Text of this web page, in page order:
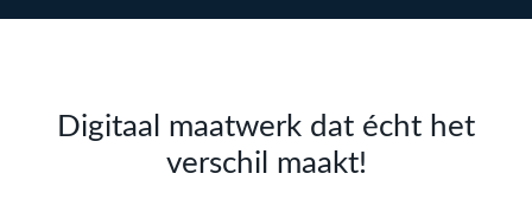
de SEO-
audit
Digitaal maatwerk dat écht het
verschil maakt!